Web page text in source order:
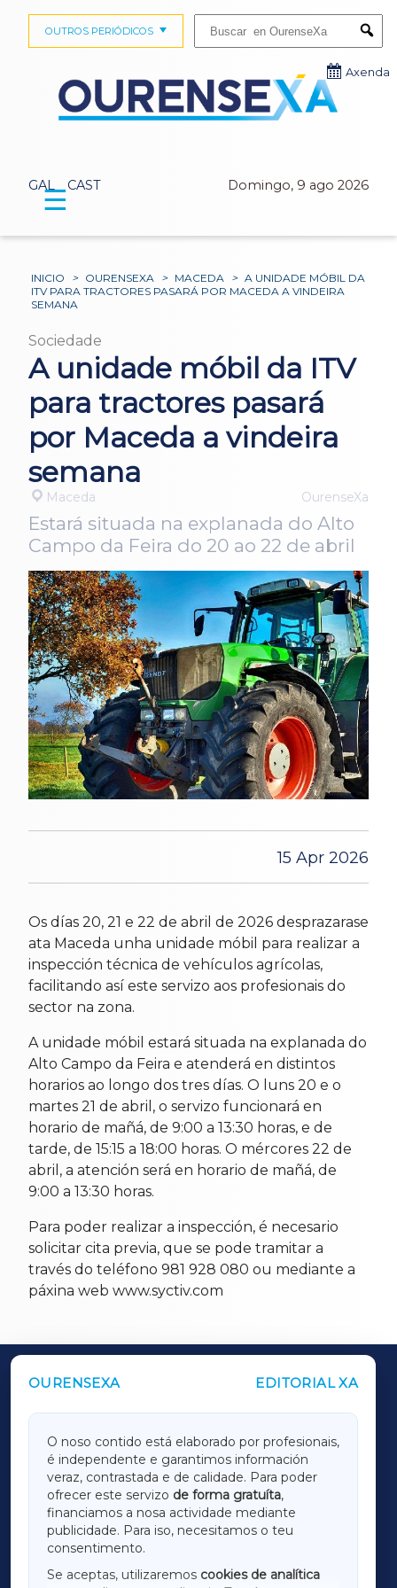
GAL CAST Domingo, 9 ago 2026
OUTROS PERIÓDICOS
Axenda
☰
INICIO > OURENSEXA > MACEDA > A UNIDADE MÓBIL DA
ITV PARA TRACTORES PASARÁ POR MACEDA A VINDEIRA
SEMANA
Sociedade
A unidade móbil da ITV
para tractores pasará
por Maceda a vindeira
semana
Maceda OurenseXa
Estará situada na explanada do Alto
Campo da Feira do 20 ao 22 de abril
15 Apr 2026
Os días 20, 21 e 22 de abril de 2026 desprazarase
ata Maceda unha unidade móbil para realizar a
inspección técnica de vehículos agrícolas,
facilitando así este servizo aos profesionais do
sector na zona.
A unidade móbil estará situada na explanada do
Alto Campo da Feira e atenderá en distintos
horarios ao longo dos tres días. O luns 20 e o
martes 21 de abril, o servizo funcionará en
horario de mañá, de 9:00 a 13:30 horas, e de
tarde, de 15:15 a 18:00 horas. O mércores 22 de
abril, a atención será en horario de mañá, de
9:00 a 13:30 horas.
Para poder realizar a inspección, é necesario
solicitar cita previa, que se pode tramitar a
través do teléfono 981 928 080 ou mediante a
páxina web www.syctiv.com
OURENSEXA EDITORIAL XA
O noso contido está elaborado por profesionais,
é independente e garantimos información
veraz, contrastada e de calidade. Para poder
ofrecer este servizo de forma gratuíta,
financiamos a nosa actividade mediante
publicidade. Para iso, necesitamos o teu
consentimento.
Se aceptas, utilizaremos cookies de analítica
OUTROS PERIÓDICOS
LUGOXA
TERRACHAXA